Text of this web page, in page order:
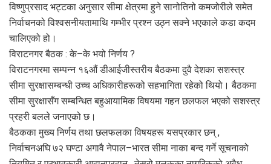
विष्णुप्रसाद भट्टका अनुसार सीमा क्षेत्रमा हुने सानोतिनो कमजोरीले समेत
निर्वाचनको विश्वसनीयतामाथि गम्भीर प्रश्न उठ्न सक्ने भएकाले कडा कदम
चालिएको हो।
विराटनगर बैठक : के–के भयो निर्णय ?
विराटनगरमा सम्पन्न १६औं डीआईजीस्तरीय बैठकमा दुवै देशका सशस्त्र
सीमा सुरक्षासम्बन्धी उच्च अधिकारीहरूको सहभागिता रहेको थियो। बैठकमा
सीमा सुरक्षासँग सम्बन्धित बहुआयामिक विषयमा गहन छलफल भएको सशस्त्र
प्रहरी बलले जनाएको छ।
बैठकका मुख्य निर्णय तथा छलफलका विषयहरू यसप्रकार छन् ,
निर्वाचनअघि ७२ घण्टा अगावै नेपाल–भारत सीमा नाका बन्द गर्ने सूचनाको